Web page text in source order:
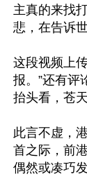
主真的来找
悲，在告诉
这段视频上
报。”还有评
抬头看，苍
此言不虚，
首之际，前
偶然或凑巧